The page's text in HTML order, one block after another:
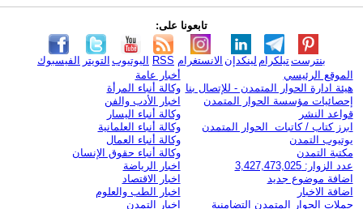
تابعونا على:
الفيسبوك التويتر اليوتيوب RSS الانستغرام لينكدإن تيلكرامبنترست
الموقع الرئيسي
هيئة ادارة الحوار المتمدن - للإتصال بنا
إحصائيات مؤسسة الحوار المتمدن
قواعد النشر
ابرز كتاب / كاتبات الحوار المتمدن
يوتيوب التمدن
مكتبة التمدن
عدد الزوار: 3,427,473,025
اضافة موضوع جديد
اضافة الاخبار
حملات الحوار المتمدن التضامنية
أخبار عامة
وكالة أنباء المرأة
اخبار الأدب والفن
وكالة أنباء اليسار
وكالة أنباء العلمانية
وكالة أنباء العمال
وكالة أنباء حقوق الإنسان
اخبار الرياضة
اخبار الاقتصاد
اخبار الطب والعلوم
اخبار التمدن